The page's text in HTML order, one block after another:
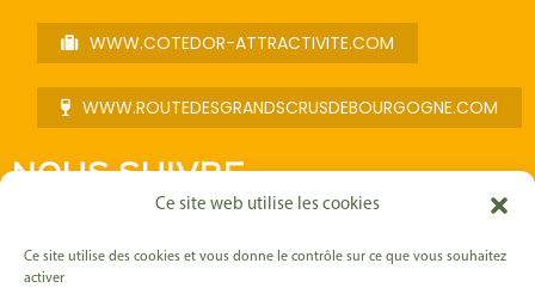
Ce site web utilise les cookies
Ce site utilise des cookies et vous donne le contrôle sur ce que vous souhaitez
activer
WWW.COTEDOR-ATTRACTIVITE.COM
WWW.ROUTEDESGRANDSCRUSDEBOURGOGNE.COM
NOUS SUIVRE
a
e
n
i
o